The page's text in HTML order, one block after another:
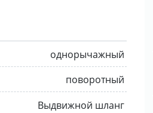
однорычажный
поворотный
Выдвижной шланг